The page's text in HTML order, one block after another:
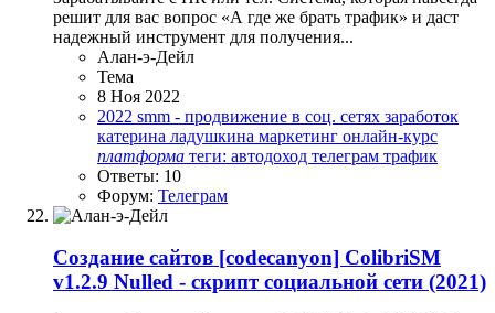
решит для вас вопрос «А где же брать трафик» и даст
надежный инструмент для получения...
Алан-э-Дейл
Тема
8 Ноя 2022
2022 smm - продвижение в соц. сетях заработок
катерина ладушкина маркетинг онлайн-курс
платформа теги: автодоход телеграм трафик
Ответы: 10
Форум: Телеграм
Создание сайтов [codecanyon] ColibriSM
v1.2.9 Nulled - скрипт социальной сети (2021)